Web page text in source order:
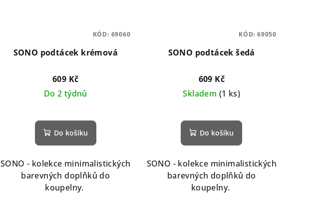
SONO podtácek krémová
609 Kč
Do 2 týdnů
Do košíku
SONO - kolekce minimalistických
barevných doplňků do
koupelny.
KÓD: 69060
SONO podtácek šedá
609 Kč
Skladem (1 ks)
Do košíku
SONO - kolekce minimalistických
barevných doplňků do
koupelny.
KÓD: 69050